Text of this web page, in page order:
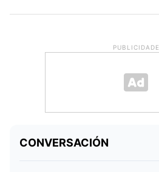
PUBLICIDADE